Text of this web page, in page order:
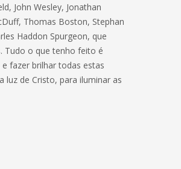
John Wesley, Jonathan
Thomas Boston, Stephan
Haddon Spurgeon, que
Tudo o que tenho feito é
fazer brilhar todas estas
luz de Cristo, para iluminar as